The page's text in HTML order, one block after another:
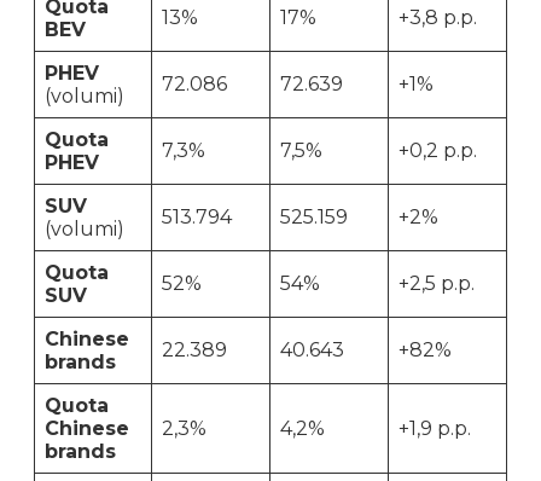
Quota
BEV
13% 17% +3,8 p.p.
PHEV
(volumi)
72.086 72.639 +1%
Quota
PHEV
7,3% 7,5% +0,2 p.p.
SUV
(volumi)
513.794 525.159 +2%
Quota
SUV
52% 54% +2,5 p.p.
Chinese
brands
22.389 40.643 +82%
Quota
Chinese
brands
2,3% 4,2% +1,9 p.p.